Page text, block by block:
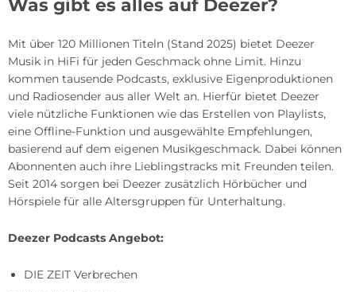
Was gibt es alles auf Deezer?
Mit über 120 Millionen Titeln (Stand 2025) bietet Deezer
Musik in HiFi für jeden Geschmack ohne Limit. Hinzu
kommen tausende Podcasts, exklusive Eigenproduktionen
und Radiosender aus aller Welt an. Hierfür bietet Deezer
viele nützliche Funktionen wie das Erstellen von Playlists,
eine Offline-Funktion und ausgewählte Empfehlungen,
basierend auf dem eigenen Musikgeschmack. Dabei können
Abonnenten auch ihre Lieblingstracks mit Freunden teilen.
Seit 2014 sorgen bei Deezer zusätzlich Hörbücher und
Hörspiele für alle Altersgruppen für Unterhaltung.
Deezer Podcasts Angebot:
DIE ZEIT Verbrechen